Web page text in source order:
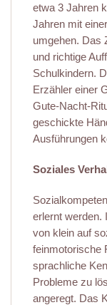
etwa 3 Jahren
Jahren mit
umgehen. Das
und richtige
Schulkindern.
Erzähler einer
Gute-Nacht-
geschickte
Ausführungen
Soziales
erlernt werden.
von klein auf
feinmotorische
sprachliche
Probleme zu
angeregt. Das